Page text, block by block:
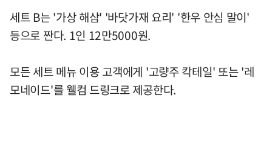
세트 B는 '가상 해삼' '바닷가재 요리' '한우 안심 말이'
등으로 짠다. 1인 12만5000원.
모든 세트 메뉴 이용 고객에게 '고량주 칵테일' 또는 '레
모네이드'를 웰컴 드링크로 제공한다.